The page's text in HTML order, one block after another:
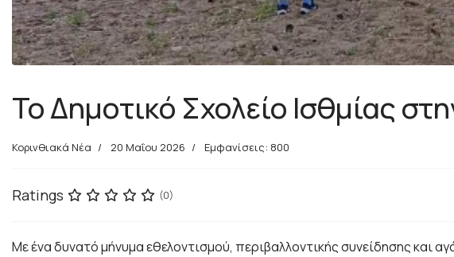
Το Δημοτικό Σχολείο Ισθμίας
Κορινθιακά Νέα 20 Μαΐου 2026 Εμφανίσεις: 800
Ratings (0)
Με ένα δυνατό μήνυμα εθελοντισμού, περιβαλλοντικής συνείδησης και